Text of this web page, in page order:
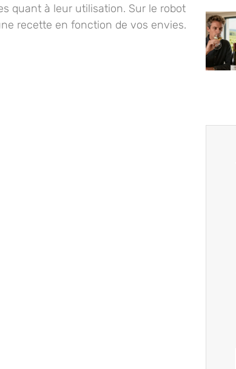
quant à leur utilisation. Sur le robot
recette en fonction de vos envies.